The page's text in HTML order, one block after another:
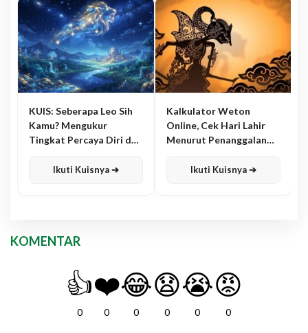
KUIS: Seberapa Leo Sih
Kamu? Mengukur
Tingkat Percaya Diri dan
Ikuti Kuisnya ➔
Kalkulator Weton
Online, Cek Hari Lahir
Menurut Penanggalan
Ikuti Kuisnya ➔
KOMENTAR
👍
0
❤️
0
😂
0
😧
0
😭
0
😡
0